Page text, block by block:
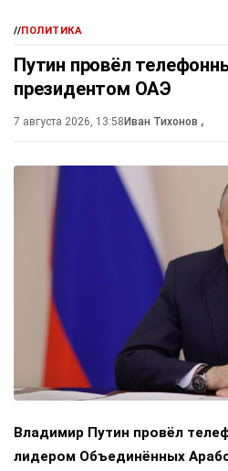
//ПОЛИТИКА
Путин провёл
президентом ОАЭ
7 августа 2026, 13:58Иван Тихонов ,
Владимир Путин провёл
лидером Объединённых